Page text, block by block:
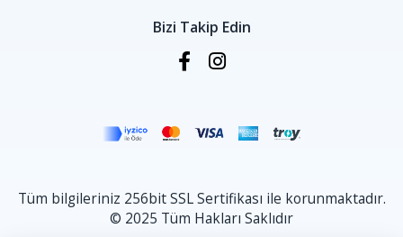
Bizi Takip Edin
Tüm bilgileriniz 256bit SSL Sertifikası ile korunmaktadır.
© 2025 Tüm Hakları Saklıdır